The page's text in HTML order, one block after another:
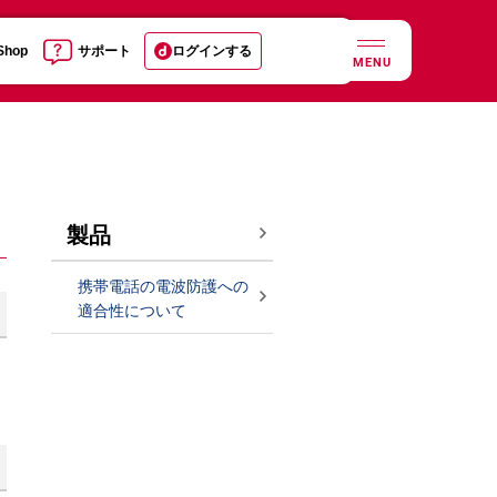
サポート ログインする
MENU
製品
携帯電話の電波防護への
適合性について